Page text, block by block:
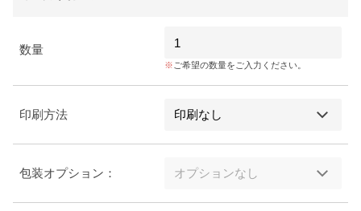
数量
ご希望の数量をご入力ください。
印刷方法
包装オプション：